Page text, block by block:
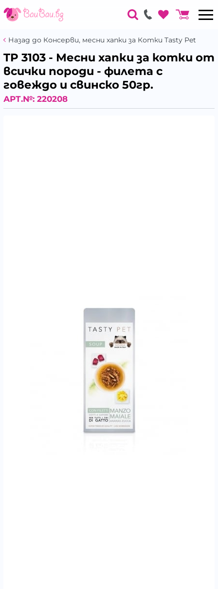
Назад до Консерви, месни хапки за Котки Tasty Pet
TP 3103 - Месни хапки за котки от
всички породи - филета с
говеждо и свинско 50гр.
АРТ.№: 220208